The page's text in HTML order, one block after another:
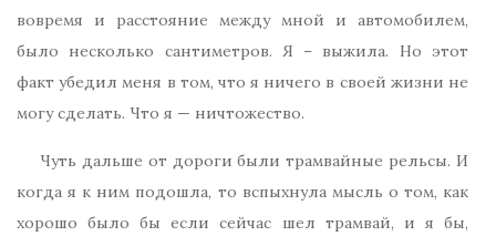
вовремя и расстояние между мной и автомобилем,
было несколько сантиметров. Я – выжила. Но этот
факт убедил меня в том, что я ничего в своей жизни не
могу сделать. Что я — ничтожество.
Чуть дальше от дороги были трамвайные рельсы. И
когда я к ним подошла, то вспыхнула мысль о том, как
хорошо было бы если сейчас шел трамвай, и я бы,